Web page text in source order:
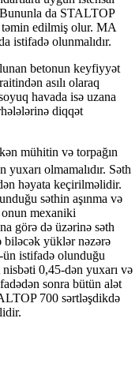
da STALTOP
edilmiş olur. MA
istifadə olunmalıdır.
betonun keyfiyyət
asılı olaraq
havada isə uzana
diqqət
mühitin və torpağın
yuxarı olmamalıdır. Səth
həyata keçirilməlidir.
səthin aşınma və
onun mexaniki
görə də üzərinə səth
biləcək yüklər nəzərə
ün istifadə olunduğu
nisbəti 0,45-dən yuxarı və
sonra bütün alət
700 sərtləşdikdə